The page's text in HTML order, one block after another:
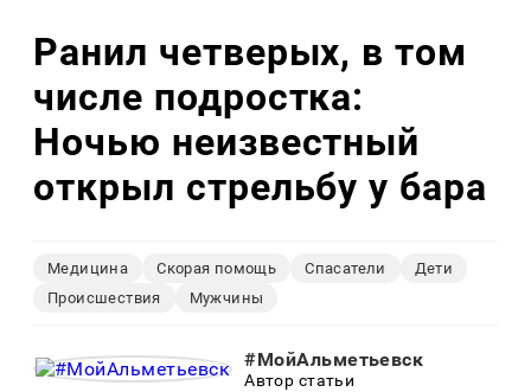
Ранил четверых, в том
числе подростка:
Ночью неизвестный
открыл стрельбу у бара
Медицина Скорая помощь Спасатели
Дети
Происшествия
Мужчины
#МойАльметьевск
Автор статьи